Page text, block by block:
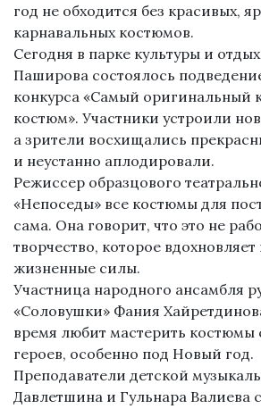
год не обходится без красивых,
карнавальных костюмов.
Сегодня в парке культуры и
Паширова состоялось
конкурса «Самый оригинальный
костюм». Участники устроили
а зрители восхищались
и неустанно аплодировали.
Режиссер образцового
«Непоседы» все костюмы для
сама. Она говорит, что это не
творчество, которое
жизненные силы.
Участница народного ансамбля
«Соловушки» Фания
время любит мастерить костюмы
героев, особенно под Новый год.
Преподаватели детской
Давлетшина и Гульнара Валиева